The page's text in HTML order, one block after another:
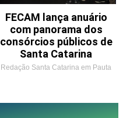
FECAM lança anuário
com panorama dos
consórcios públicos de
Santa Catarina
Redação Santa Catarina em Pauta